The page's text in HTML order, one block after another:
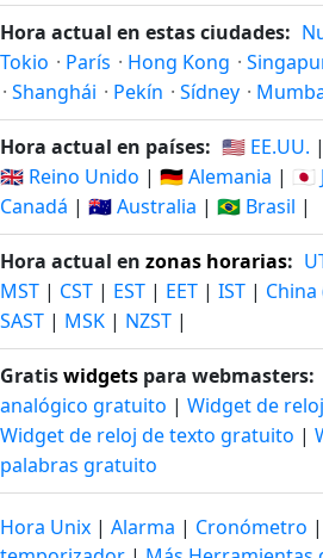
Hora actual en estas ciudades:
Tokio · París · Hong Kong ·
· Shanghái · Pekín · Sídney ·
Hora actual en países: 🇺🇸 EE.UU. |
🇬🇧 Reino Unido | 🇩🇪 Alemania | 🇯🇵
Canadá | 🇦🇺 Australia | 🇧🇷 Brasil |
Hora actual en zonas horarias:
MST | CST | EST | EET | IST | China
SAST | MSK | NZST |
Gratiswidgets para webmasters:
analógico gratuito | Widget de
Widget de reloj de texto gratuito |
palabras gratuito
Hora Unix | Alarma | Cronómetro |